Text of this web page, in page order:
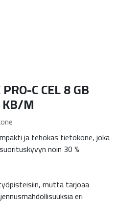
C CEL 8 GB
KB/M
ja tehokas tietokone, joka
noin 30 %
mutta tarjoaa
eri